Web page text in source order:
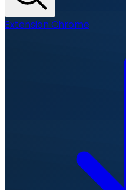
Extension Chrome